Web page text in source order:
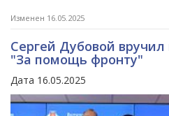
Изменен 16.05.2025
Сергей Дубовой
"За помощь фронту"
Дата 16.05.2025